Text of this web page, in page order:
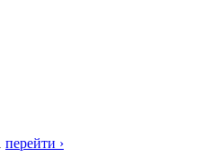
перейти ›